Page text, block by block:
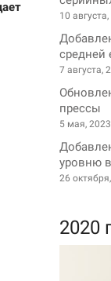
10
средней
7 августа,
прессы
5 мая, 2023
уровню
26
2020